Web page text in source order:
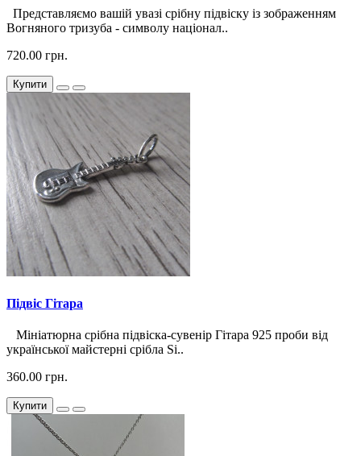
Представляємо вашій увазі срібну підвіску із зображенням
Вогняного тризуба - символу націонал..
720.00 грн.
Купити
Підвіс Гітара
Мініатюрна срібна підвіска-сувенір Гітара 925 проби від
української майстерні срібла Si..
360.00 грн.
Купити